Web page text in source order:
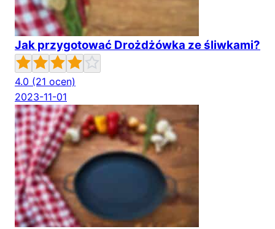
Jak przygotować Drożdżówka ze śliwkami?
4.0 (21 ocen)
2023-11-01